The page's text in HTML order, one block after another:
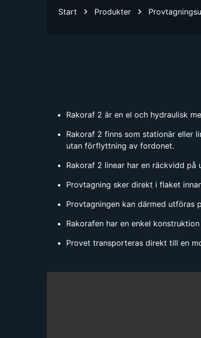
Start Produkter
Rakoraf 2 är en el och hydraulisk
Rakoraf 2 finns som stationär eller
utan förflyttning av fordonet.
Rakoraf 2 linear har en räckvidd
Provtagning sker direkt i flaket
Provtagningen kan därmed utföras
Rakorafen har en enkel
Provet transporteras direkt till en